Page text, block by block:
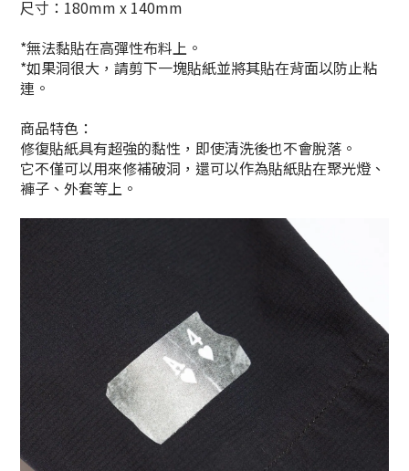
尺寸：180mm x 140mm
*無法黏貼在高彈性布料上。
*如果洞很大，請剪下一塊貼紙並將其貼在背面以防止粘
連。
商品特色：
修復貼紙具有超強的黏性，即使清洗後也不會脫落。
它不僅可以用來修補破洞，還可以作為貼紙貼在聚光燈、
褲子、外套等上。